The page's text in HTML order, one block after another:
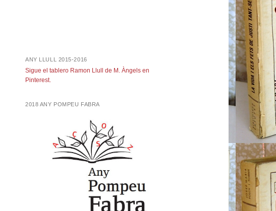
ANY LLULL 2015-2016
Sigue el tablero Ramon Llull de M. Àngels en
Pinterest.
2018 ANY POMPEU FABRA